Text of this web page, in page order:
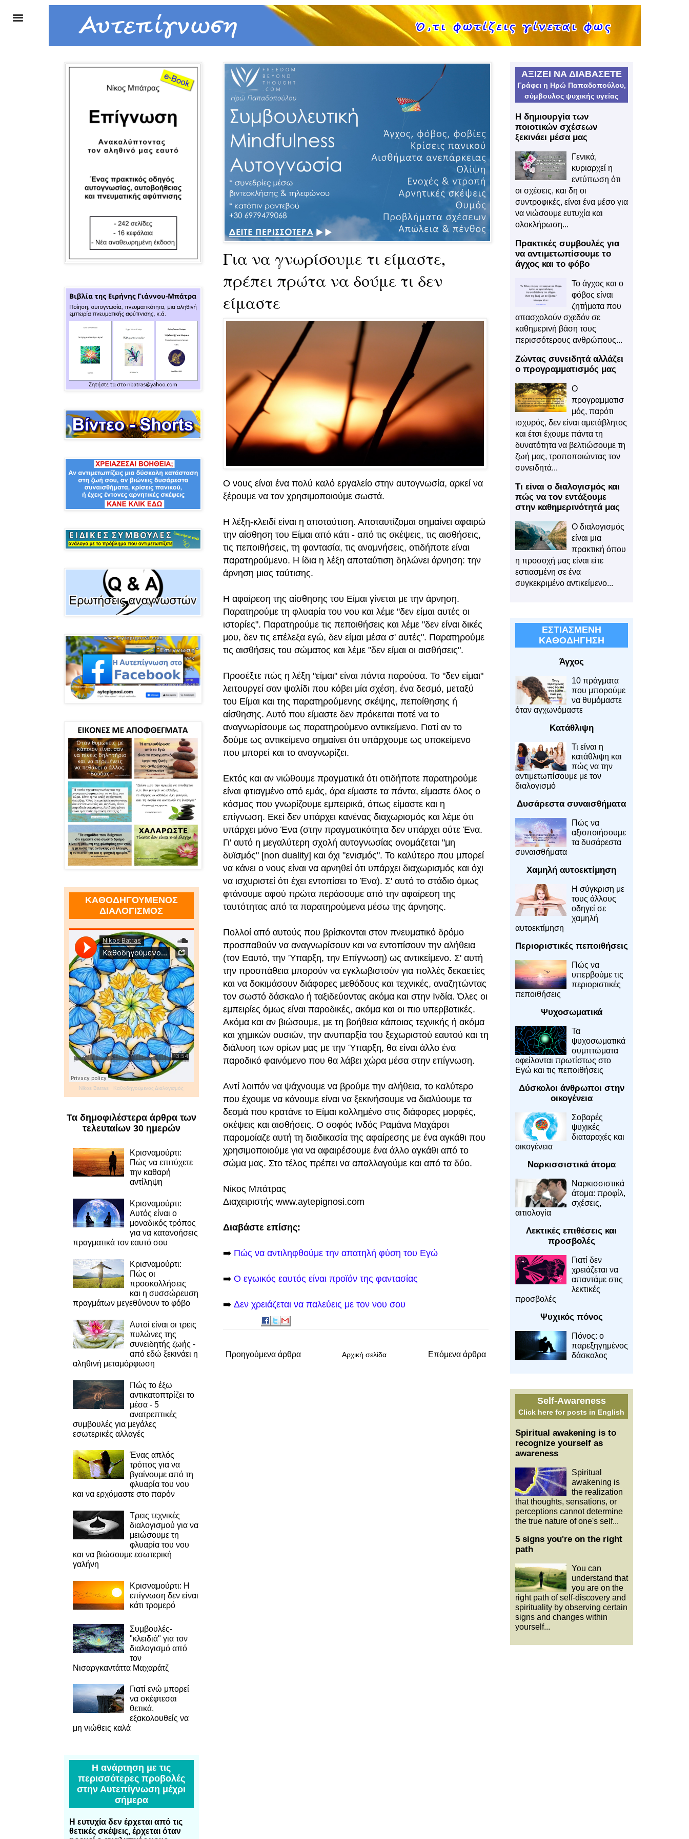
Για να γνωρίσουμε τι είμαστε,
πρέπει πρώτα να δούμε τι δεν
είμαστε
Ο νους είναι ένα πολύ καλό εργαλείο στην αυτογνωσία, αρκεί να
ξέρουμε να τον χρησιμοποιούμε σωστά.
Η λέξη-κλειδί είναι η αποταύτιση. Αποταυτίζομαι σημαίνει αφαιρώ
την αίσθηση του Είμαι από κάτι - από τις σκέψεις, τις αισθήσεις,
τις πεποιθήσεις, τη φαντασία, τις αναμνήσεις, οτιδήποτε είναι
παρατηρούμενο. Η ίδια η λέξη αποταύτιση δηλώνει άρνηση: την
άρνηση μιας ταύτισης.
Η αφαίρεση της αίσθησης του Είμαι γίνεται με την άρνηση.
Παρατηρούμε τη φλυαρία του νου και λέμε "δεν είμαι αυτές οι
ιστορίες". Παρατηρούμε τις πεποιθήσεις και λέμε "δεν είναι δικές
μου, δεν τις επέλεξα εγώ, δεν είμαι μέσα σ' αυτές". Παρατηρούμε
τις αισθήσεις του σώματος και λέμε "δεν είμαι οι αισθήσεις".
Προσέξτε πώς η λέξη "είμαι" είναι πάντα παρούσα. Το "δεν είμαι"
λειτουργεί σαν ψαλίδι που κόβει μία σχέση, ένα δεσμό, μεταξύ
του Είμαι και της παρατηρούμενης σκέψης, πεποίθησης ή
αίσθησης. Αυτό που είμαστε δεν πρόκειται ποτέ να το
αναγνωρίσουμε ως παρατηρούμενο αντικείμενο. Γιατί αν το
δούμε ως αντικείμενο σημαίνει ότι υπάρχουμε ως υποκείμενο
που μπορεί και το αναγνωρίζει.
Εκτός και αν νιώθουμε πραγματικά ότι οτιδήποτε παρατηρούμε
είναι φτιαγμένο από εμάς, άρα είμαστε τα πάντα, είμαστε όλος ο
κόσμος που γνωρίζουμε εμπειρικά, όπως είμαστε και η
επίγνωση. Εκεί δεν υπάρχει κανένας διαχωρισμός και λέμε ότι
υπάρχει μόνο Ένα (στην πραγματικότητα δεν υπάρχει ούτε Ένα.
Γι' αυτό η μεγαλύτερη σχολή αυτογνωσίας ονομάζεται "μη
δυϊσμός" [non duality] και όχι "ενισμός". Το καλύτερο που μπορεί
να κάνει ο νους είναι να αρνηθεί ότι υπάρχει διαχωρισμός και όχι
να ισχυριστεί ότι έχει εντοπίσει το Ένα). Σ' αυτό το στάδιο όμως
φτάνουμε αφού πρώτα περάσουμε από την αφαίρεση της
ταυτότητας από τα παρατηρούμενα μέσω της άρνησης.
Πολλοί από αυτούς που βρίσκονται στον πνευματικό δρόμο
προσπαθούν να αναγνωρίσουν και να εντοπίσουν την αλήθεια
(τον Εαυτό, την Ύπαρξη, την Επίγνωση) ως αντικείμενο. Σ' αυτή
την προσπάθεια μπορούν να εγκλωβιστούν για πολλές δεκαετίες
και να δοκιμάσουν διάφορες μεθόδους και τεχνικές, αναζητώντας
τον σωστό δάσκαλο ή ταξιδεύοντας ακόμα και στην Ινδία. Όλες οι
εμπειρίες όμως είναι παροδικές, ακόμα και οι πιο υπερβατικές.
Ακόμα και αν βιώσουμε, με τη βοήθεια κάποιας τεχνικής ή ακόμα
και χημικών ουσιών, την ανυπαρξία του ξεχωριστού εαυτού και τη
διάλυση των ορίων μας με την Ύπαρξη, θα είναι άλλο ένα
παροδικό φαινόμενο που θα λάβει χώρα μέσα στην επίγνωση.
Αντί λοιπόν να ψάχνουμε να βρούμε την αλήθεια, το καλύτερο
που έχουμε να κάνουμε είναι να ξεκινήσουμε να διαλύουμε τα
δεσμά που κρατάνε το Είμαι κολλημένο στις διάφορες μορφές,
σκέψεις και αισθήσεις. Ο σοφός Ινδός Ραμάνα Μαχάρσι
παρομοίαζε αυτή τη διαδικασία της αφαίρεσης με ένα αγκάθι που
χρησιμοποιούμε για να αφαιρέσουμε ένα άλλο αγκάθι από το
σώμα μας. Στο τέλος πρέπει να απαλλαγούμε και από τα δύο.
Νίκος Μπάτρας
Διαχειριστής www.aytepignosi.com
Διαβάστε επίσης:
➡️ Πώς να αντιληφθούμε την απατηλή φύση του Εγώ
➡️ Ο εγωικός εαυτός είναι προϊόν της φαντασίας
➡️ Δεν χρειάζεται να παλεύεις με τον νου σου
Προηγούμενα άρθρα Επόμενα άρθρα
Αρχική σελίδα
ΚΑΘΟΔΗΓΟΥΜΕΝΟΣ
ΔΙΑΛΟΓΙΣΜΟΣ
Nikos Batras · Καθοδηγούμενος Διαλογισμός
Τα δημοφιλέστερα άρθρα των
τελευταίων 30 ημερών
Κρισναμούρτι:
Πώς να επιτύχετε
την καθαρή
αντίληψη
Κρισναμούρτι:
Αυτός είναι ο
μοναδικός τρόπος
για να κατανοήσεις
πραγματικά τον εαυτό σου
Κρισναμούρτι:
Πώς οι
προσκολλήσεις
και η συσσώρευση
πραγμάτων μεγεθύνουν το φόβο
Αυτοί είναι οι τρεις
πυλώνες της
συνειδητής ζωής -
από εδώ ξεκινάει η
αληθινή μεταμόρφωση
Πώς το έξω
αντικατοπτρίζει το
μέσα - 5
ανατρεπτικές
συμβουλές για μεγάλες
εσωτερικές αλλαγές
Ένας απλός
τρόπος για να
βγαίνουμε από τη
φλυαρία του νου
και να ερχόμαστε στο παρόν
Τρεις τεχνικές
διαλογισμού για να
μειώσουμε τη
φλυαρία του νου
και να βιώσουμε εσωτερική
γαλήνη
Κρισναμούρτι: Η
επίγνωση δεν είναι
κάτι τρομερό
Συμβουλές-
"κλειδιά" για τον
διαλογισμό από
τον
Νισαργκαντάττα Μαχαράτζ
Γιατί ενώ μπορεί
να σκέφτεσαι
θετικά,
εξακολουθείς να
μη νιώθεις καλά
Η ανάρτηση με τις
περισσότερες προβολές
στην Αυτεπίγνωση μέχρι
σήμερα
Η ευτυχία δεν έρχεται από τις
θετικές σκέψεις, έρχεται όταν
ΑΞΙΖΕΙ ΝΑ ΔΙΑΒΑΣΕΤΕ
Γράφει η Ηρώ Παπαδοπούλου,
σύμβουλος ψυχικής υγείας
Η δημιουργία των
ποιοτικών σχέσεων
ξεκινάει μέσα μας
Γενικά,
κυριαρχεί η
εντύπωση ότι
οι σχέσεις, και δη οι
συντροφικές, είναι ένα μέσο για
να νιώσουμε ευτυχία και
ολοκλήρωση...
Πρακτικές συμβουλές για
να αντιμετωπίσουμε το
άγχος και το φόβο
Το άγχος και ο
φόβος είναι
ζητήματα που
απασχολούν σχεδόν σε
καθημερινή βάση τους
περισσότερους ανθρώπους...
Ζώντας συνειδητά αλλάζει
ο προγραμματισμός μας
Ο
προγραμματισ
μός, παρότι
ισχυρός, δεν είναι αμετάβλητος
και έτσι έχουμε πάντα τη
δυνατότητα να βελτιώσουμε τη
ζωή μας, τροποποιώντας τον
συνειδητά...
Τι είναι ο διαλογισμός και
πώς να τον εντάξουμε
στην καθημερινότητά μας
Ο διαλογισμός
είναι μια
πρακτική όπου
η προσοχή μας είναι είτε
εστιασμένη σε ένα
συγκεκριμένο αντικείμενο...
ΕΣΤΙΑΣΜΕΝΗ
ΚΑΘΟΔΗΓΗΣΗ
Άγχος
10 πράγματα
που μπορούμε
να θυμόμαστε
όταν αγχωνόμαστε
Κατάθλιψη
Τι είναι η
κατάθλιψη και
πώς να την
αντιμετωπίσουμε με τον
διαλογισμό
Δυσάρεστα συναισθήματα
Πώς να
αξιοποιήσουμε
τα δυσάρεστα
συναισθήματα
Χαμηλή αυτοεκτίμηση
Η σύγκριση με
τους άλλους
οδηγεί σε
χαμηλή
αυτοεκτίμηση
Περιοριστικές πεποιθήσεις
Πώς να
υπερβούμε τις
περιοριστικές
πεποιθήσεις
Ψυχοσωματικά
Τα
ψυχοσωματικά
συμπτώματα
οφείλονται πρωτίστως στο
Εγώ και τις πεποιθήσεις
Δύσκολοι άνθρωποι στην
οικογένεια
Σοβαρές
ψυχικές
διαταραχές και
οικογένεια
Ναρκισσιστικά άτομα
Ναρκισσιστικά
άτομα: προφίλ,
σχέσεις,
αιτιολογία
Λεκτικές επιθέσεις και
προσβολές
Γιατί δεν
χρειάζεται να
απαντάμε στις
λεκτικές
προσβολές
Ψυχικός πόνος
Πόνος: ο
παρεξηγημένος
δάσκαλος
Self-Awareness
Click here for posts in English
Spiritual awakening is to
recognize yourself as
awareness
Spiritual
awakening is
the realization
that thoughts, sensations, or
perceptions cannot determine
the true nature of one's self...
5 signs you're on the right
path
You can
understand that
you are on the
right path of self-discovery and
spirituality by observing certain
signs and changes within
yourself...